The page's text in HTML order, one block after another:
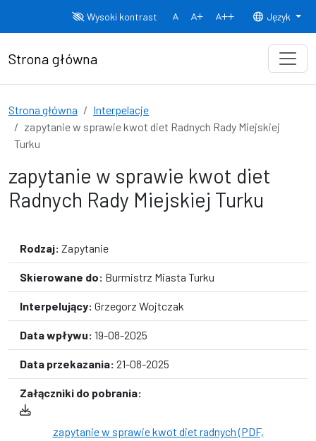
Wysoki kontrast
Normalny rozmiar czcionki
Rozmiar czcionki 150% Rozmiar
Język
Strona główna
Strona główna
Interpelacje
zapytanie w sprawie kwot diet Radnych Rady Miejskiej
Turku
zapytanie w sprawie kwot diet
Radnych Rady Miejskiej Turku
Rodzaj: Zapytanie
Skierowane do: Burmistrz Miasta Turku
Interpelujący: Grzegorz Wojtczak
Data wpływu: 19-08-2025
Data przekazania: 21-08-2025
Załączniki do pobrania:
zapytanie w sprawie kwot diet radnych (PDF,